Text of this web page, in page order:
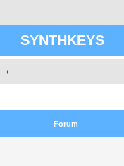
SYNTHKEYS
Forum